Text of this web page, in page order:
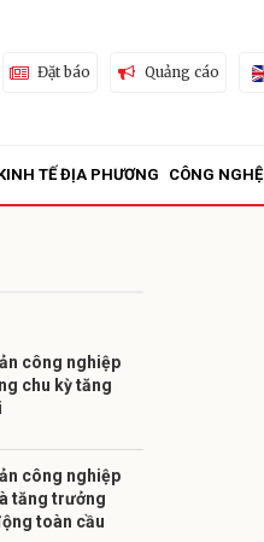
Đặt báo Quảng cáo
TẾ ĐỊA PHƯƠNG CÔNG NGHỆ
công nghiệp
chu kỳ tăng
công nghiệp
tăng trưởng
toàn cầu